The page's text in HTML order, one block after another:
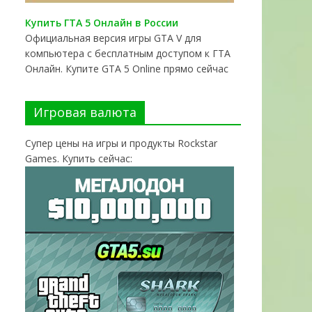
Купить ГТА 5 Онлайн в России
Официальная версия игры GTA V для
компьютера с бесплатным доступом к ГТА
Онлайн. Купите GTA 5 Online прямо сейчас
Игровая валюта
Супер цены на игры и продукты Rockstar
Games. Купить сейчас: